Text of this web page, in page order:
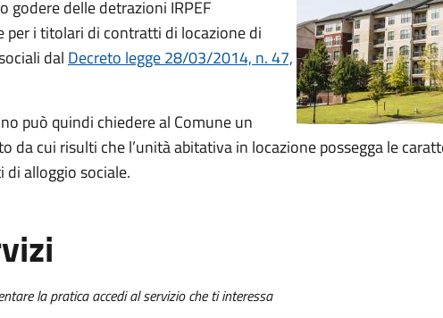
godere delle detrazioni IRPEF
per i titolari di contratti di locazione di
dal Decreto legge 28/03/2014, n. 47,
può quindi chiedere al Comune un
da cui risulti che l’unitàabitativa in locazione possegga le
di alloggio sociale.
la pratica accedi al servizio che ti interessa